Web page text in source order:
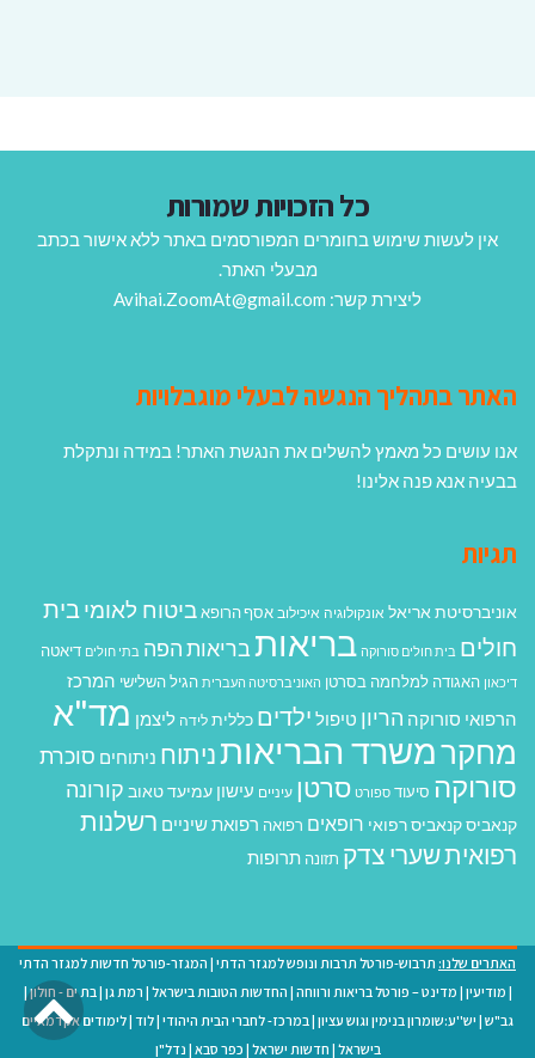
כל הזכויות שמורות
אין לעשות שימוש בחומרים המפורסמים באתר ללא אישור בכתב
מבעלי האתר.
ליצירת קשר: Avihai.ZoomAt@gmail.com
האתר בתהליך הנגשה לבעלי מוגבלויות
אנו עושים כל מאמץ להשלים את הנגשת האתר! במידה ונתקלת
בבעיה אנא פנה אלינו!
תגיות
אוניברסיטת אריאל אונקולוגיה איכילוב אסף הרופא ביטוח לאומיבית
חולים בית חולים סורוקה בריאותבריאות הפה בתי חולים דיאטה
דיכאון האגודה למלחמה בסרטן האוניברסיטה העברית הגיל השלישי המרכז
הרפואי סורוקה הריון טיפול ילדים כללית לידה ליצמן מד"א
מחקרמשרד הבריאותניתוח ניתוחים סוכרת
סורוקה סיעוד ספורט סרטן עיניים עישון עמיעד טאוב קורונה
קנאביסקנאביס רפואי רופאים רפואה רפואת שיניים רשלנות
רפואיתשערי צדק תזונה תרופות
האתרים שלנו: תרבוש-פורטל תרבות ונופש למגזר הדתי | המגזר-פורטל חדשות למגזר הדתי
| מודיעין | מדינט – פורטל בריאות ורווחה | החדשות הטובות בישראל | רמת גן |בת ים - חולון|
גב"ש | יש''ע:שומרון בנימין וגוש עציון |במרכז- לחברי הבית היהודי |לוד |לימודים אקדמאיים
בישראל | חדשות ישראל | כפר סבא | נדל"ן